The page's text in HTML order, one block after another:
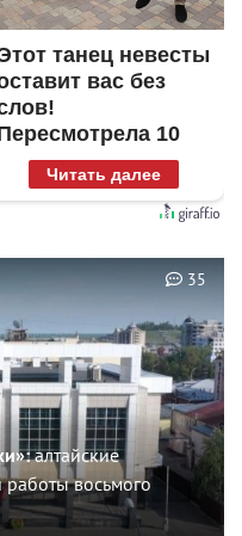
танец невесты
вас без
10
раз
Читать далее
алтайские
работы восьмого
35